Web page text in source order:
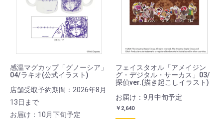
感温マグカップ「グノーシア」
04/ラキオ(公式イラスト)
店舗受取予約期間：2026年8月
13日まで
お届け：10月下旬予定
フェイスタオル「アメイジン
グ・デジタル・サーカス」03/
探偵ver.(描き起こしイラスト)
お届け：9月中旬予定
￥2,640